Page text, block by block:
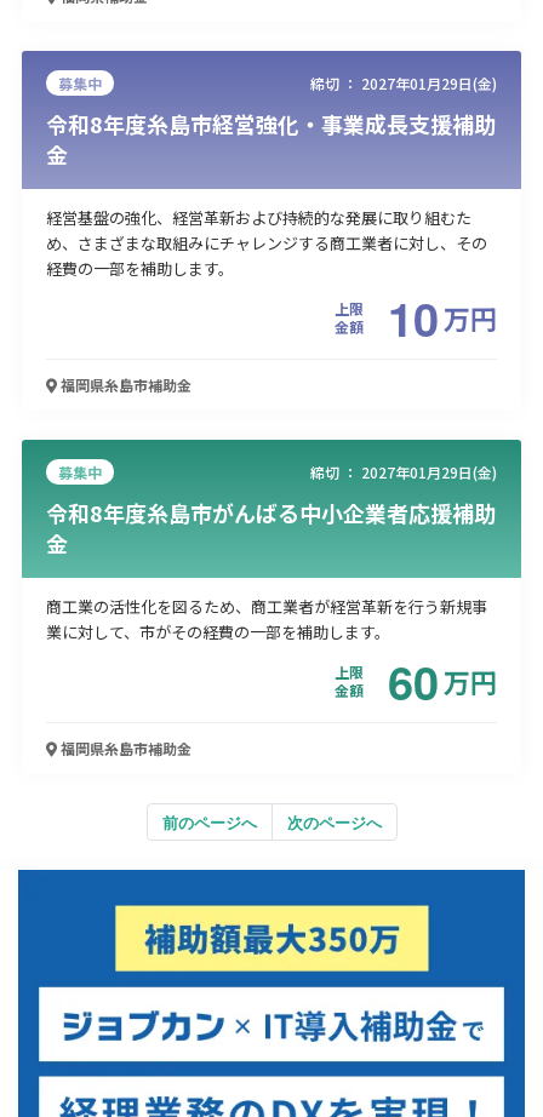
募集中 締切 ： 2027年01月29日(金)
令和8年度糸島市経営強化・事業成長支援補助
金
経営基盤の強化、経営革新および持続的な発展に取り組むた
め、さまざまな取組みにチャレンジする商工業者に対し、その
経費の一部を補助します。
上限
金額
10万円
福岡県糸島市補助金
募集中 締切 ： 2027年01月29日(金)
令和8年度糸島市がんばる中小企業者応援補助
金
商工業の活性化を図るため、商工業者が経営革新を行う新規事
業に対して、市がその経費の一部を補助します。
上限
金額
60万円
福岡県糸島市補助金
前のページへ 次のページへ